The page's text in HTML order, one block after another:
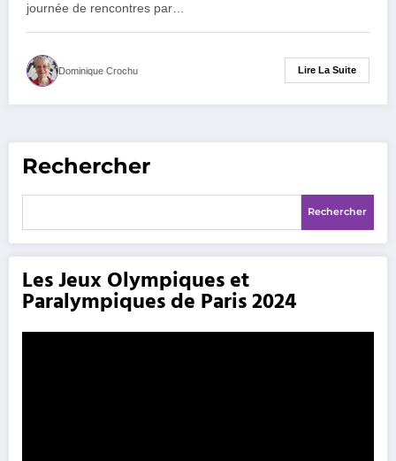
journée de rencontres par…
Dominique Crochu Lire La Suite
Rechercher
Rechercher
Les Jeux Olympiques et
Paralympiques de Paris 2024